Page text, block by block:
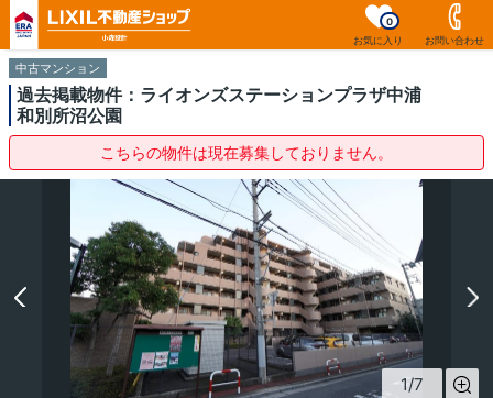
お気に入り
0
お問い合わせ
中古マンション
過去掲載物件：ライオンズステーションプラザ中浦
和別所沼公園
こちらの物件は現在募集しておりません。
1/7